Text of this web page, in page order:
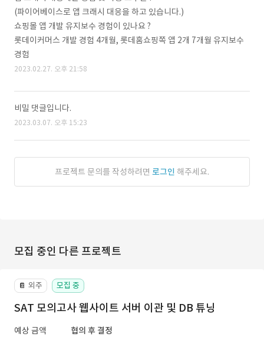
(파이어베이스로 앱 크래시 대응을 하고 있습니다.)
쇼핑몰 앱 개발 유지보수 경험이 있나요 ?
롯데이커머스 개발 경험 4개월, 롯데홈쇼핑쪽 앱 2개 7개월 유지보수
경험
2023.02.27. 오후 21:58
비밀 댓글입니다.
2023.03.07. 오후 15:23
프로젝트 문의를 작성하려면 로그인 해주세요.
모집 중인 다른 프로젝트
📔 외주 모집 중
SAT 모의고사 웹사이트 서버 이관 및 DB 튜닝
예상 금액
협의 후 결정